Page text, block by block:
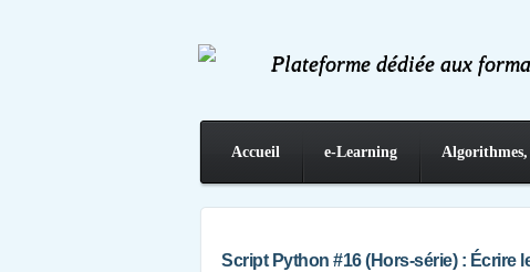
Plateforme dédiée aux
Accueil e-Learning
Script Python #16 (Hors-série) : Écrire